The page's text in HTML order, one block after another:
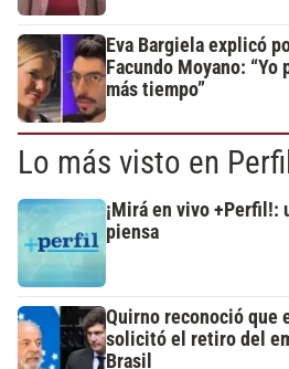
Eva Bargiela explicó
Facundo Moyano:
más tiempo”
Lo más visto en Perfil
¡Mirá en vivo +Perfil!:
piensa
Quirno reconoció que
solicitó el retiro del
Brasil